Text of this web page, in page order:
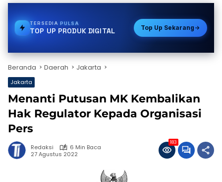
TERSEDIAE-WALLET
TOP UP PRODUK DIGITAL Top Up Sekarang
Beranda Daerah Jakarta
Jakarta
Menanti Putusan MK Kembalikan
Hak Regulator Kepada Organisasi
Pers
Redaksi
6 Min Baca
27 Agustus 2022
183